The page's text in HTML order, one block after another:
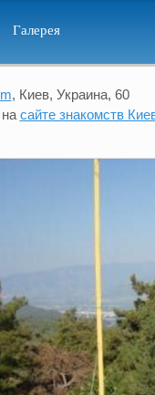
Галерея
, Киев, Украина, 60
сайте знакомств